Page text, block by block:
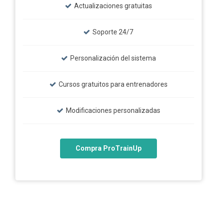
Actualizaciones gratuitas
Soporte 24/7
Personalización del sistema
Cursos gratuitos para entrenadores
Modificaciones personalizadas
Compra ProTrainUp